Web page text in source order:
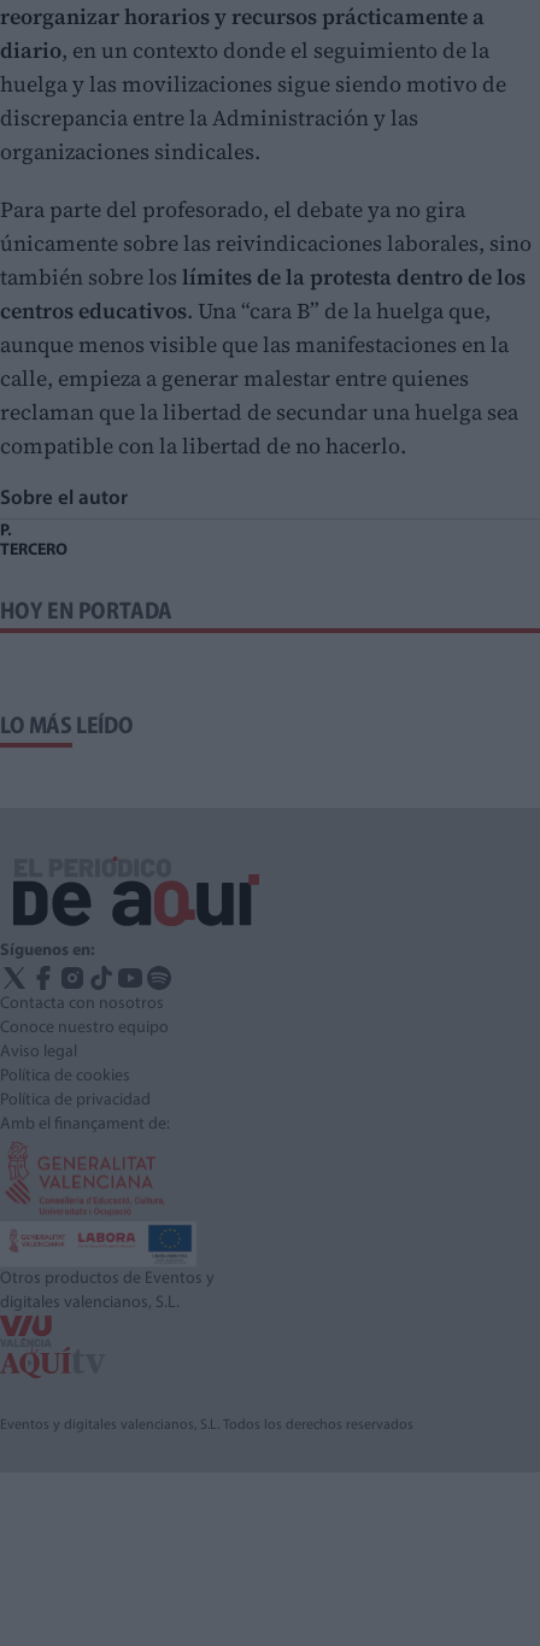
reorganizar horarios y recursos prácticamente a
diario, en un contexto donde el seguimiento de la
huelga y las movilizaciones sigue siendo motivo de
discrepancia entre la Administración y las
organizaciones sindicales.
Para parte del profesorado, el debate ya no gira
únicamente sobre las reivindicaciones laborales, sino
también sobre los límites de la protesta dentro de los
centros educativos. Una “cara B” de la huelga que,
aunque menos visible que las manifestaciones en la
calle, empieza a generar malestar entre quienes
reclaman que la libertad de secundar una huelga sea
compatible con la libertad de no hacerlo.
Sobre el autor
P.
TERCERO
HOY EN PORTADA
LO MÁS LEÍDO
Síguenos en:
Contacta con nosotros
Conoce nuestro equipo
Aviso legal
Política de cookies
Política de privacidad
Amb el finançament de:
Otros productos de Eventos y
digitales valencianos, S.L.
Eventos y digitales valencianos, S.L. Todos los derechos reservados